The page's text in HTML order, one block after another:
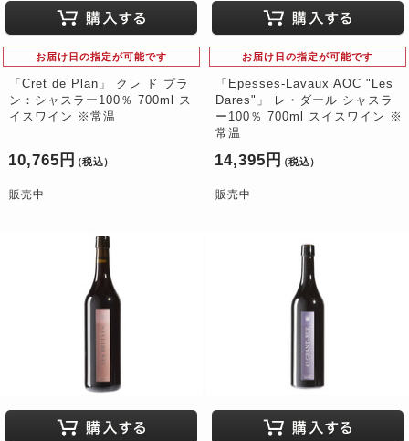
お届け日の指定が可能です
「Cret de Plan」 クレ ド プラ
ン：シャスラー100％ 700ml ス
イスワイン ※常温
10,765円 （税込）
販売中
お届け日の指定が可能です
「Epesses-Lavaux AOC "Les
Dares"」 レ・ダール シャスラ
ー100％ 700ml スイスワイン ※
常温
14,395円 （税込）
販売中